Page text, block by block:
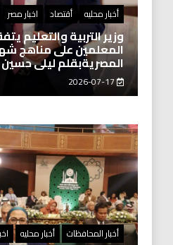
أخبار محليه أقتصاد اخبار مصر
وزير التربية والتعليم
المعلمين على مناهج
المصريةبقلم ليلى حسين
2026-07-17
أخبار المحافظات أخبار محليه